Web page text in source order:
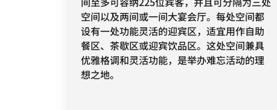
空间以及两间或一间大宴会厅。每处空间都
设有一处功能灵活的迎宾区，适宜用作自助
餐区、茶歇区或迎宾饮品区。这处空间兼具
优雅格调和灵活功能，是举办难忘活动的理
想之地。